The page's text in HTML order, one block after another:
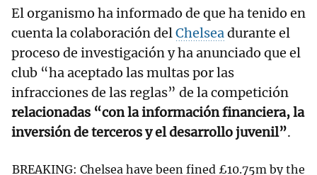
El organismo ha informado de que ha tenido en
cuenta la colaboración delChelseadurante el
proceso de investigación y ha anunciado que el
club “ha aceptado las multas por las
infracciones de las reglas” de la competición
relacionadas “con la información financiera, la
inversión de terceros y el desarrollo juvenil”.
BREAKING: Chelsea have been fined £10.75m by the